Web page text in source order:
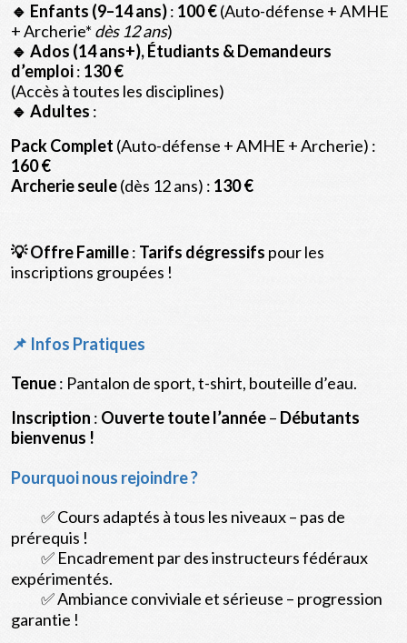
🔹 Enfants (9–14 ans): 100 €(Auto-défense + AMHE
+ Archerie* dès 12 ans)
🔹 Ados (14 ans+), Étudiants & Demandeurs
d’emploi: 130 €
(Accès à toutes les disciplines)
🔹 Adultes :
Pack Complet (Auto-défense + AMHE + Archerie) :
160 €
Archerie seule(dès 12 ans) : 130 €
💡 Offre Famille: Tarifs dégressifs pour les
inscriptions groupées !
📌 Infos Pratiques
Tenue: Pantalon de sport, t-shirt, bouteille d’eau.
Inscription : Ouverte toute l’année– Débutants
bienvenus !
Pourquoi nous rejoindre ?
✅ Cours adaptés à tous les niveaux – pas de
prérequis !
✅ Encadrement par des instructeurs fédéraux
expérimentés.
✅ Ambiance conviviale et sérieuse – progression
garantie !